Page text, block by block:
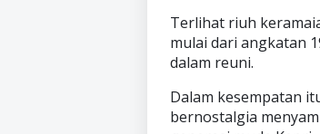
Terlihat riuh
mulai dari angkatan
dalam reuni.
Dalam kesempatan
bernostalgia